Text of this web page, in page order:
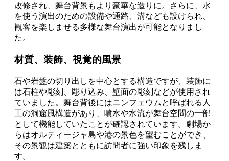
改修され、舞台背景もより豪華な造りに。さらに、水
を使う演出のための設備や通路、溝なども設けられ、
観客を楽しませる多様な舞台演出が可能となりまし
た。
材質、装飾、視覚的風景
石や岩盤の切り出しを中心とする構造ですが、装飾に
は石柱や彫刻、彫り込み、壁面の彫刻などが使用され
ていました。舞台背後にはニンフェウムと呼ばれる人
工の洞窟風構造があり、噴水や水流が舞台空間の一部
として機能していたことが確認されています。劇場か
らはオルティージャ島や港の景色を望むことができ、
その景観は建築とともに訪問者に強い印象を残しま
す。